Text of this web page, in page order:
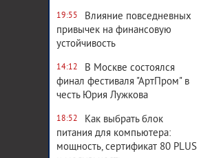
19:55
Влияние повседневных
привычек на финансовую
устойчивость
14:12
В Москве состоялся
финал фестиваля "АртПром" в
честь Юрия Лужкова
18:52
Как выбрать блок
питания для компьютера:
мощность, сертификат 80 PLUS